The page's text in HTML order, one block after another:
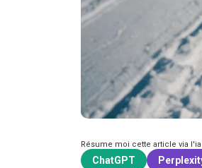
Résume moi cette article via l'ia
ChatGPT